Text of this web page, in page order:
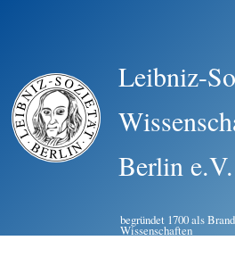
Leibniz-
Berlin e.V.
begründet 1700 als
Wissenschaften